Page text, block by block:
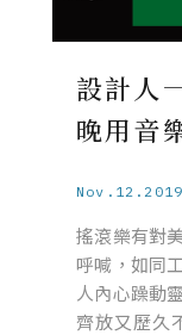
設計人
晚用音
Nov.12.2019
搖滾樂有對
呼喊，如同
人內心躁動
齊放又歷久